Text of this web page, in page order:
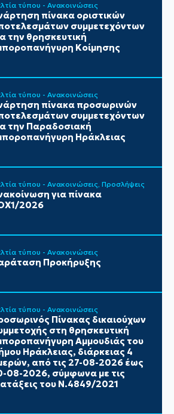
τύπου - Ανακοινώσεις
πίνακα οριστικών
συμμετεχόντων
την θρησκευτική
Κοίμησης
τύπου - Ανακοινώσεις
πίνακα προσωρινών
συμμετεχόντων
την Παραδοσιακή
Ηράκλειας
τύπου - Ανακοινώσεις Προσλήψεις
για πίνακα
2026
τύπου - Ανακοινώσεις
Προκήρυξης
τύπου - Ανακοινώσεις
Πίνακας δικαιούχων
στη θρησκευτική
Αμμουδιάς του
Ηράκλειας, διάρκειας 4
από τις 27-08-2026 έως
08-2026, σύμφωνα με τις
του Ν.4849/2021